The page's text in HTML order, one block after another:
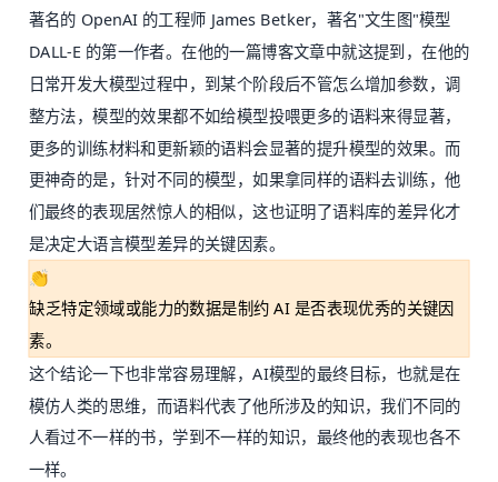
著名的 OpenAI 的工程师 James Betker，著名"文生图"模型
DALL-E 的第一作者。在他的一篇博客文章中就这提到，在他的
日常开发大模型过程中，到某个阶段后不管怎么增加参数，调
整方法，模型的效果都不如给模型投喂更多的语料来得显著，
更多的训练材料和更新颖的语料会显著的提升模型的效果。而
更神奇的是，针对不同的模型，如果拿同样的语料去训练，他
们最终的表现居然惊人的相似，这也证明了语料库的差异化才
是决定大语言模型差异的关键因素。
👏
缺乏特定领域或能力的数据是制约 AI 是否表现优秀的关键因
素。
这个结论一下也非常容易理解，AI模型的最终目标，也就是在
模仿人类的思维，而语料代表了他所涉及的知识，我们不同的
人看过不一样的书，学到不一样的知识，最终他的表现也各不
一样。